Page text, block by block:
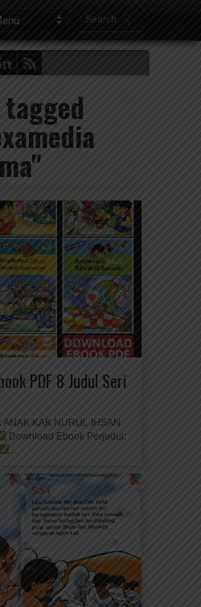
PDF 8 Judul Seri
ANAK KAK NURUL IHSAN
Download Ebook Perjudul:
...